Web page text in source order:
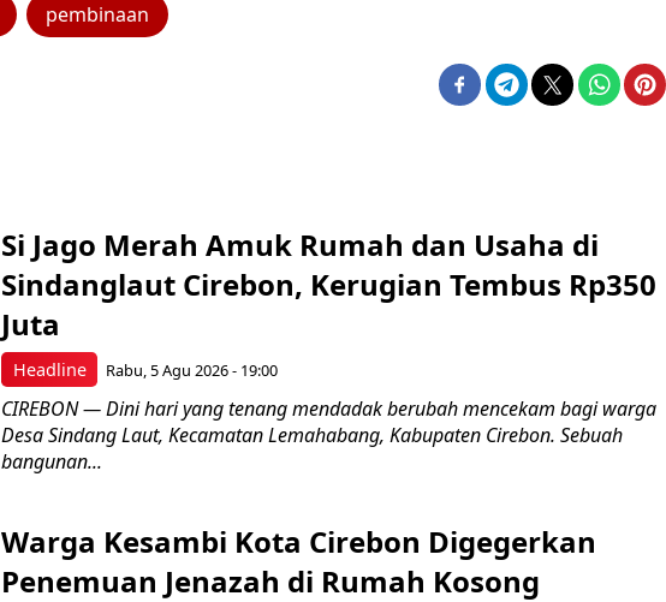
pembinaan
Headline
Si Jago Merah Amuk Rumah dan Usaha di
Sindanglaut Cirebon, Kerugian Tembus Rp350
Juta
Rabu, 5 Agu 2026 - 19:00
CIREBON — Dini hari yang tenang mendadak berubah mencekam bagi warga
Desa Sindang Laut, Kecamatan Lemahabang, Kabupaten Cirebon. Sebuah
bangunan...
Warga Kesambi Kota Cirebon Digegerkan
Penemuan Jenazah di Rumah Kosong